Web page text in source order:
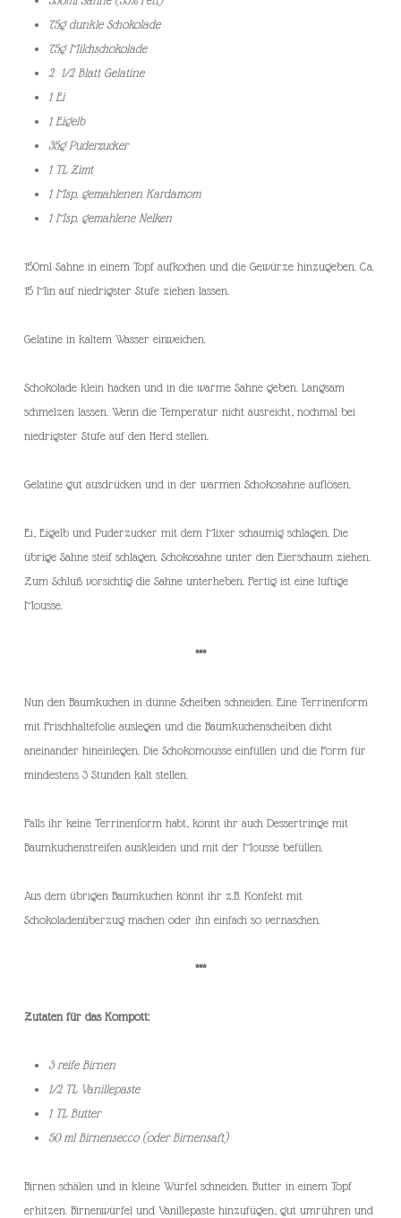
75g dunkle Schokolade
75g Milchschokolade
2 1/2 Blatt Gelatine
1 Ei
1 Eigelb
35g Puderzucker
1 TL Zimt
1 Msp. gemahlenen Kardamom
1 Msp. gemahlene Nelken
150ml Sahne in einem Topf aufkochen und die Gewürze hinzugeben. Ca.
15 Min auf niedrigster Stufe ziehen lassen.
Gelatine in kaltem Wasser einweichen.
Schokolade klein hacken und in die warme Sahne geben. Langsam
schmelzen lassen. Wenn die Temperatur nicht ausreicht, nochmal bei
niedrigster Stufe auf den Herd stellen.
Gelatine gut ausdrücken und in der warmen Schokosahne auflösen.
Ei, Eigelb und Puderzucker mit dem Mixer schaumig schlagen. Die
übrige Sahne steif schlagen. Schokosahne unter den Eierschaum ziehen.
Zum Schluß vorsichtig die Sahne unterheben. Fertig ist eine luftige
Mousse.
***
Nun den Baumkuchen in dünne Scheiben schneiden. Eine Terrinenform
mit Frischhaltefolie auslegen und die Baumkuchenscheiben dicht
aneinander hineinlegen. Die Schokomousse einfüllen und die Form für
mindestens 3 Stunden kalt stellen.
Falls ihr keine Terrinenform habt, könnt ihr auch Dessertringe mit
Baumkuchenstreifen auskleiden und mit der Mousse befüllen.
Aus dem übrigen Baumkuchen könnt ihr z.B. Konfekt mit
Schokoladenüberzug machen oder ihn einfach so vernaschen.
***
Zutaten für das Kompott:
3 reife Birnen
1/2 TL Vanillepaste
1 TL Butter
50 ml Birnensecco (oder Birnensaft)
Birnen schälen und in kleine Würfel schneiden. Butter in einem Topf
erhitzen. Birnenwürfel und Vanillepaste hinzufügen, gut umrühren und